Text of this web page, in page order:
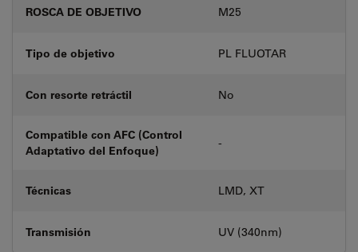
ROSCA DE OBJETIVO M25
Tipo de objetivo PL FLUOTAR
Con resorte retráctil No
Compatible con AFC (Control
Adaptativo del Enfoque)
-
Técnicas LMD, XT
Transmisión UV (340nm)